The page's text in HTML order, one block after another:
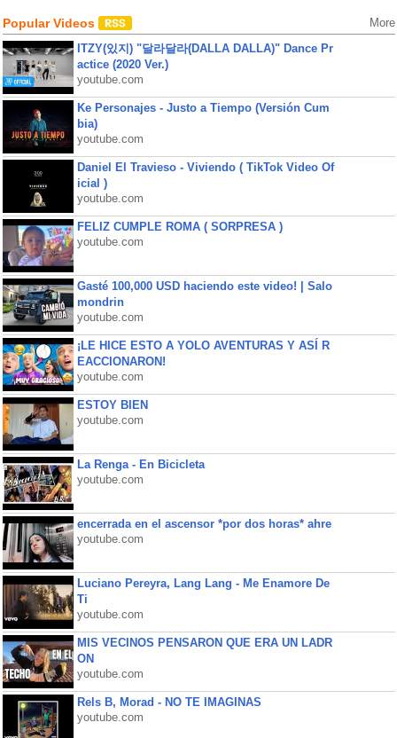
Popular Videos More
ITZY(있지) "달라달라(DALLA DALLA)" Dance Pr
actice (2020 Ver.)
youtube.com
Ke Personajes - Justo a Tiempo (Versión Cum
bia)
youtube.com
Daniel El Travieso - Viviendo ( TikTok Video Of
icial )
youtube.com
FELIZ CUMPLE ROMA ( SORPRESA )
youtube.com
Gasté 100,000 USD haciendo este video! | Salo
mondrin
youtube.com
¡LE HICE ESTO A YOLO AVENTURAS Y ASÍ R
EACCIONARON!
youtube.com
ESTOY BIEN
youtube.com
La Renga - En Bicicleta
youtube.com
encerrada en el ascensor *por dos horas* ahre
youtube.com
Luciano Pereyra, Lang Lang - Me Enamore De
Ti
youtube.com
MIS VECINOS PENSARON QUE ERA UN LADR
ON
youtube.com
Rels B, Morad - NO TE IMAGINAS
youtube.com